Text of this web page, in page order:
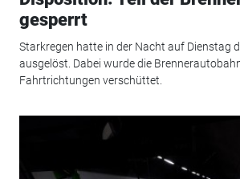
gesperrt
Starkregen hatte in der Nacht auf Dienstag
ausgelöst. Dabei wurde die
Fahrtrichtungen verschüttet.